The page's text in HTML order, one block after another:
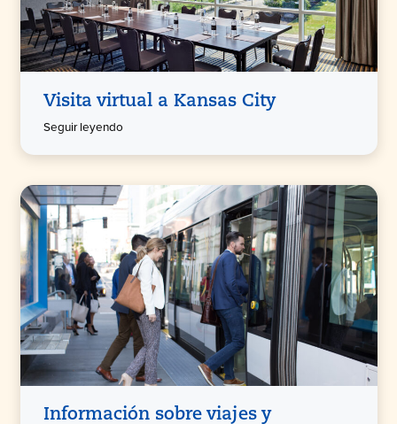
Visita virtual a Kansas City
Seguir leyendo
Información sobre viajes y